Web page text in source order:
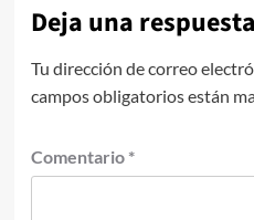
Deja una respuesta
Tu dirección de correo
campos obligatorios están
Comentario *